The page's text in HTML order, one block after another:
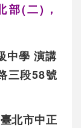
部(二)，
中學 演講
三段58號
北市中正